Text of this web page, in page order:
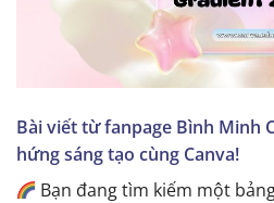
Bài viết từ fanpage Bình Minh
hứng sáng tạo cùng Canva!
Bạn đang tìm kiếm một